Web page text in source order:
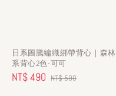
日系圖騰編織綁帶背心｜森林
系背心2色-可可
Sale
NT$ 490 Regular
NT$ 590